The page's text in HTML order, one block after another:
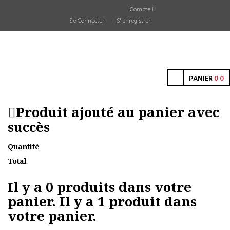
Compte
Se Connecter
S' enregistrer
PANIER00
Produit ajouté au panier avec
succès
Quantité
Total
Il y a 0 produits dans votre
panier.Il y a 1 produit dans
votre panier.